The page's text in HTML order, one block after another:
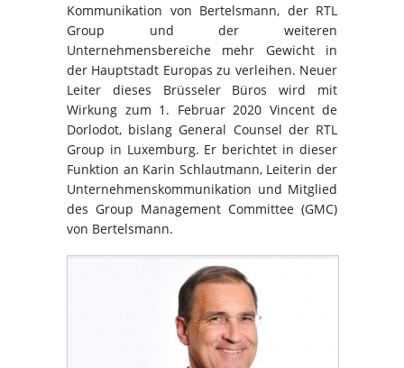
Kommunikation von Bertelsmann, der RTL
Group und der weiteren
Unternehmensbereiche mehr Gewicht in
der Hauptstadt Europas zu verleihen. Neuer
Leiter dieses Brüsseler Büros wird mit
Wirkung zum 1. Februar 2020 Vincent de
Dorlodot, bislang General Counsel der RTL
Group in Luxemburg. Er berichtet in dieser
Funktion an Karin Schlautmann, Leiterin der
Unternehmenskommunikation und Mitglied
des Group Management Committee (GMC)
von Bertelsmann.